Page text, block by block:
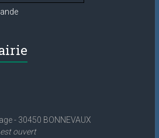
- 30450 BONNEVAUX
ouvert